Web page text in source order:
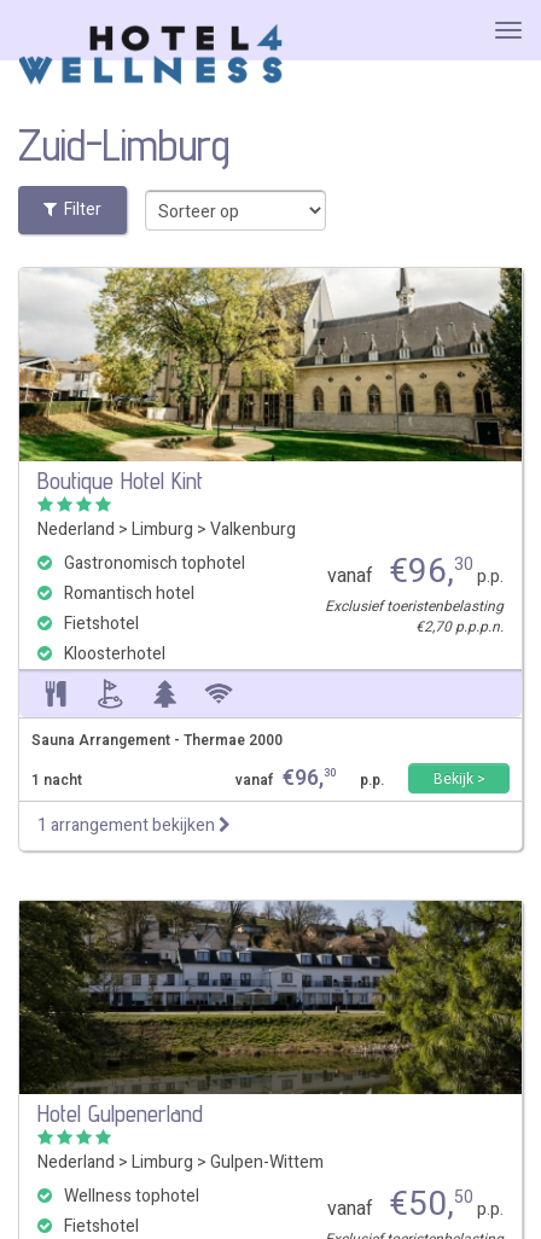
Zuid-Limburg
Filter
Boutique Hotel Kint
Nederland >Limburg >Valkenburg
Gastronomisch tophotel
Romantisch hotel
Fietshotel
Kloosterhotel
vanaf €96,30p.p.
Exclusief toeristenbelasting
€2,70 p.p.p.n.
Sauna Arrangement - Thermae 2000
1 nacht
vanaf €96,30 p.p. Bekijk >
1 arrangement bekijken
Hotel Gulpenerland
Nederland >Limburg >Gulpen-Wittem
Wellness tophotel
Fietshotel
vanaf €50,50p.p.